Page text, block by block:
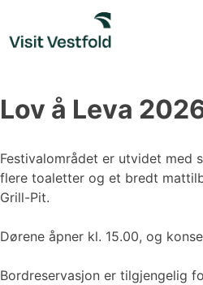
content
Lov å Leva
Festivalområdet er utvidet med
flere toaletter og et bredt
Grill-Pit.
Dørene åpner kl. 15.00, og
Bordreservasjon er tilgjengelig